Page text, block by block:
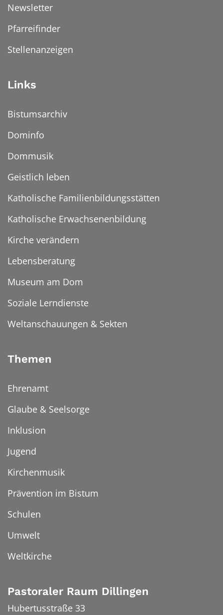
Newsletter
Pfarreifinder
Stellenanzeigen
Links
Bistumsarchiv
Dominfo
Dommusik
Geistlich leben
Katholische Familienbildungsstätten
Katholische Erwachsenenbildung
Kirche verändern
Lebensberatung
Museum am Dom
Soziale Lerndienste
Weltanschauungen & Sekten
Themen
Ehrenamt
Glaube & Seelsorge
Inklusion
Jugend
Kirchenmusik
Prävention im Bistum
Schulen
Umwelt
Weltkirche
Pastoraler Raum Dillingen
Hubertusstraße 33